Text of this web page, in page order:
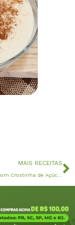
MAIS RECEITAS
Bolo de Fubá com Crostinha de Açúcar e Canela